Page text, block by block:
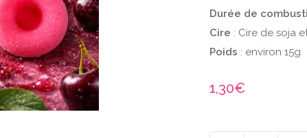
Durée de
Cire : Cire de soja
Poids : environ 15g
1,30€